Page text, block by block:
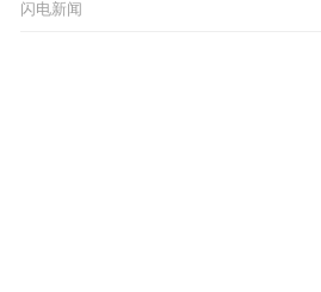
闪电新闻